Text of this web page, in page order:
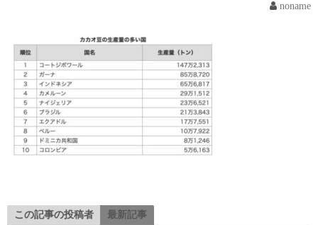
noname
この記事の投稿者 最新記事